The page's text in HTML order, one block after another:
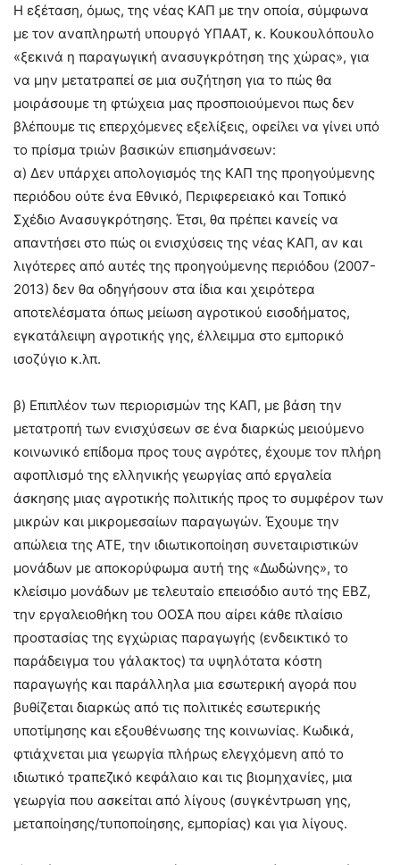
Η εξέταση, όμως, της νέας ΚΑΠ με την οποία, σύμφωνα
με τον αναπληρωτή υπουργό ΥΠΑΑΤ, κ. Κουκουλόπουλο
«ξεκινά η παραγωγική ανασυγκρότηση της χώρας», για
να μην μετατραπεί σε μια συζήτηση για το πώς θα
μοιράσουμε τη φτώχεια μας προσποιούμενοι πως δεν
βλέπουμε τις επερχόμενες εξελίξεις, οφείλει να γίνει υπό
το πρίσμα τριών βασικών επισημάνσεων:
α) Δεν υπάρχει απολογισμός της ΚΑΠ της προηγούμενης
περιόδου ούτε ένα Εθνικό, Περιφερειακό και Τοπικό
Σχέδιο Ανασυγκρότησης. Έτσι, θα πρέπει κανείς να
απαντήσει στο πώς οι ενισχύσεις της νέας ΚΑΠ, αν και
λιγότερες από αυτές της προηγούμενης περιόδου (2007-
2013) δεν θα οδηγήσουν στα ίδια και χειρότερα
αποτελέσματα όπως μείωση αγροτικού εισοδήματος,
εγκατάλειψη αγροτικής γης, έλλειμμα στο εμπορικό
ισοζύγιο κ.λπ.
β) Επιπλέον των περιορισμών της ΚΑΠ, με βάση την
μετατροπή των ενισχύσεων σε ένα διαρκώς μειούμενο
κοινωνικό επίδομα προς τους αγρότες, έχουμε τον πλήρη
αφοπλισμό της ελληνικής γεωργίας από εργαλεία
άσκησης μιας αγροτικής πολιτικής προς το συμφέρον των
μικρών και μικρομεσαίων παραγωγών. Έχουμε την
απώλεια της ΑΤΕ, την ιδιωτικοποίηση συνεταιριστικών
μονάδων με αποκορύφωμα αυτή της «Δωδώνης», το
κλείσιμο μονάδων με τελευταίο επεισόδιο αυτό της ΕΒΖ,
την εργαλειοθήκη του ΟΟΣΑ που αίρει κάθε πλαίσιο
προστασίας της εγχώριας παραγωγής (ενδεικτικό το
παράδειγμα του γάλακτος) τα υψηλότατα κόστη
παραγωγής και παράλληλα μια εσωτερική αγορά που
βυθίζεται διαρκώς από τις πολιτικές εσωτερικής
υποτίμησης και εξουθένωσης της κοινωνίας. Κωδικά,
φτιάχνεται μια γεωργία πλήρως ελεγχόμενη από το
ιδιωτικό τραπεζικό κεφάλαιο και τις βιομηχανίες, μια
γεωργία που ασκείται από λίγους (συγκέντρωση γης,
μεταποίησης/τυποποίησης, εμπορίας) και για λίγους.